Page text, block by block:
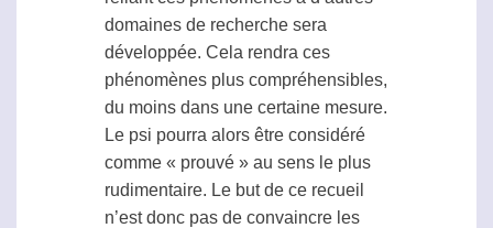
domaines de recherche sera
développée. Cela rendra ces
phénomènes plus compréhensibles,
du moins dans une certaine mesure.
Le psi pourra alors être considéré
comme « prouvé » au sens le plus
rudimentaire. Le but de ce recueil
n’est donc pas de convaincre les